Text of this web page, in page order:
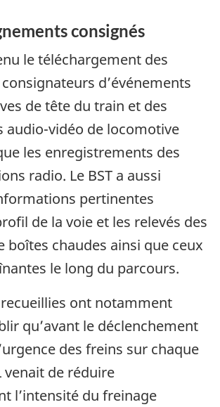
consignés
le téléchargement des
d’événements
de tête du train et des
audio-vidéo de locomotive
les enregistrements des
radio. Le BST a aussi
pertinentes
de la voie et les relevés des
boîtes chaudes ainsi que ceux
le long du parcours.
ont notamment
qu’avant le déclenchement
des freins sur chaque
venait de réduire
l’intensité du freinage